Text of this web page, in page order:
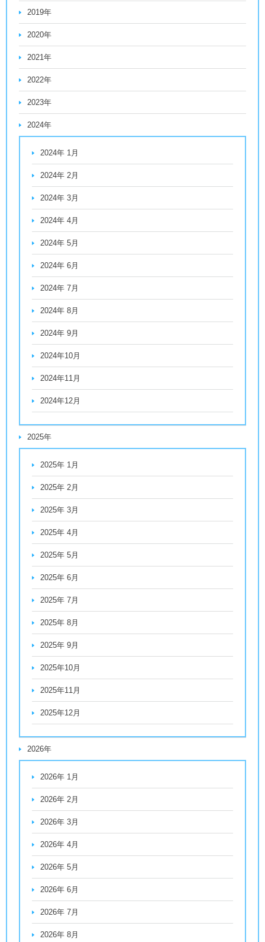
2019年
2020年
2021年
2022年
2023年
2024年
2024年 1月
2024年 2月
2024年 3月
2024年 4月
2024年 5月
2024年 6月
2024年 7月
2024年 8月
2024年 9月
2024年10月
2024年11月
2024年12月
2025年
2025年 1月
2025年 2月
2025年 3月
2025年 4月
2025年 5月
2025年 6月
2025年 7月
2025年 8月
2025年 9月
2025年10月
2025年11月
2025年12月
2026年
2026年 1月
2026年 2月
2026年 3月
2026年 4月
2026年 5月
2026年 6月
2026年 7月
2026年 8月